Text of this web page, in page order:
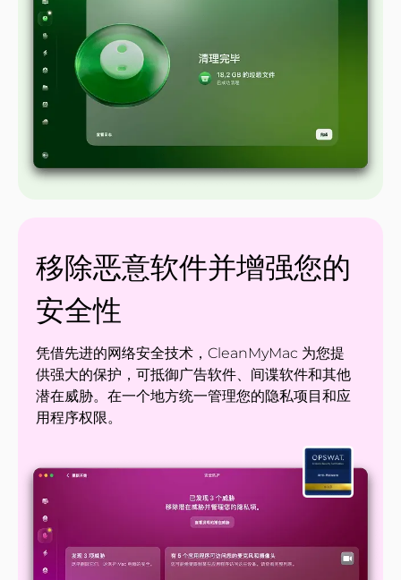
移除恶意软件并增强您的
安全性
凭借先进的网络安全技术，CleanMyMac 为您提
供强大的保护，可抵御广告软件、间谍软件和其他
潜在威胁。在一个地方统一管理您的隐私项目和应
用程序权限。